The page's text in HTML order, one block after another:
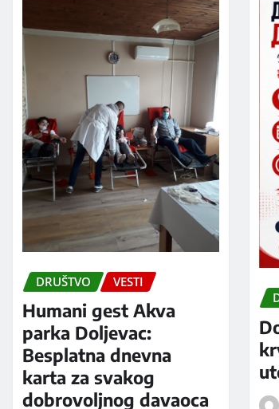
DRUŠTVO VESTI
Humani gest Akva
parka Doljevac:
Besplatna dnevna
karta za svakog
dobrovoljnog davaoca